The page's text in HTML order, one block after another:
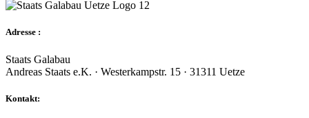
Adresse :
Staats Galabau
Andreas Staats e.K. · Westerkampstr. 15 · 31311 Uetze
Kontakt: